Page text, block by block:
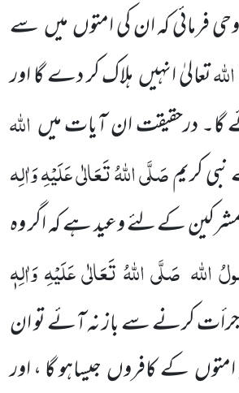
فرمائیکہ ان کی امتوںمیںسے
اللّٰہتعالیٰ انہیںہلاک کر دے گا اور
گا۔ درحقیقت ان آیاتمیں اللّٰہ
کریمصَلَّی اللّٰہُ تَعَالٰی عَلَیْہِ وَاٰلِہ
کے لئے وعید ہے کہ اگر وہ
اللّٰہ صَلَّی اللّٰہُ تَعَالٰی عَلَیْہِ وَاٰلِہٖ
کرنے سے باز نہ آئے تو ان
کےکافروںجیساہو گا ، اور